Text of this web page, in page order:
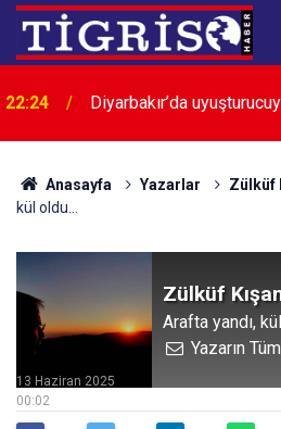
22:24 Diyarbakır’da
Anasayfa Yazarlar Zülküf
kül oldu…
Zülküf
Arafta yandı,
Yazarın
00:02
13 Haziran 2025